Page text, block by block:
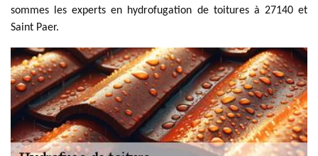
sommes les experts en hydrofugation de toitures à 27140 et
Saint Paer.